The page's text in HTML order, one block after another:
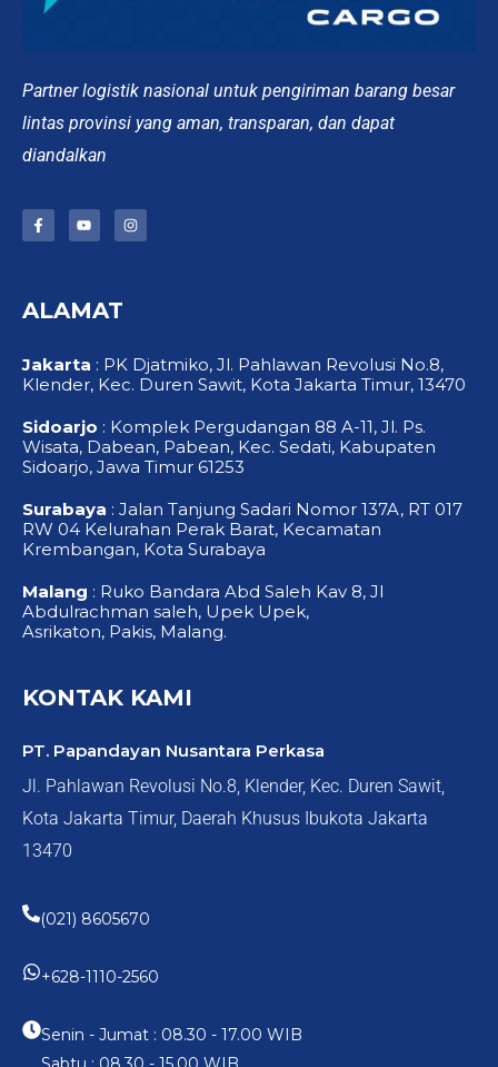
Partner logistik nasional untuk pengiriman barang besar
lintas provinsi yang aman, transparan, dan dapat
diandalkan
F
a
o
o
Y
o
b
e
I
n
ALAMAT
Jakarta : PK Djatmiko, Jl. Pahlawan Revolusi No.8,
Klender, Kec. Duren Sawit, Kota Jakarta Timur, 13470
Sidoarjo : Komplek Pergudangan 88 A-11, Jl. Ps.
Wisata, Dabean, Pabean, Kec. Sedati, Kabupaten
Sidoarjo, Jawa Timur 61253
Surabaya : Jalan Tanjung Sadari Nomor 137A, RT 017
RW 04 Kelurahan Perak Barat, Kecamatan
Krembangan, Kota Surabaya
Malang : Ruko Bandara Abd Saleh Kav 8, Jl
Abdulrachman saleh, Upek Upek,
Asrikaton, Pakis, Malang.
KONTAK KAMI
PT. Papandayan Nusantara Perkasa
Jl. Pahlawan Revolusi No.8, Klender, Kec. Duren Sawit,
Kota Jakarta Timur, Daerah Khusus Ibukota Jakarta
13470
(021) 8605670
+628-1110-2560
Senin - Jumat : 08.30 - 17.00 WIB